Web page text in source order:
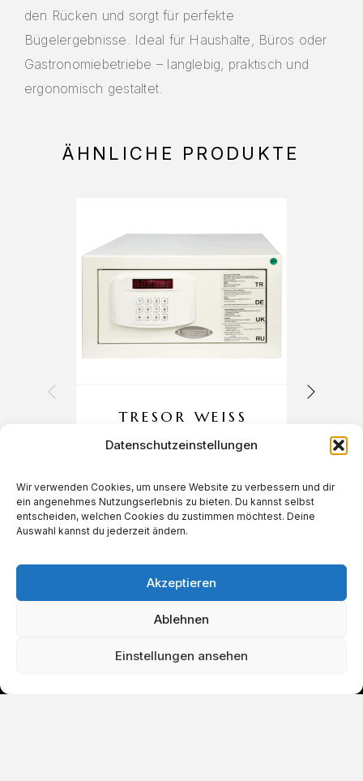
Datenschutzeinstellungen
Wir verwenden Cookies, um unsere Website zu verbessern und dir
ein angenehmes Nutzungserlebnis zu bieten. Du kannst selbst
entscheiden, welchen Cookies du zustimmen möchtest. Deine
Auswahl kannst du jederzeit ändern.
Akzeptieren
Ablehnen
Einstellungen ansehen
den Rücken und sorgt für perfekte
Bügelergebnisse. Ideal für Haushalte, Büros oder
Gastronomiebetriebe – langlebig, praktisch und
ergonomisch gestaltet.
ÄHNLICHE PRODUKTE
TRESOR WEISS 4
00X440X220M
€120,00